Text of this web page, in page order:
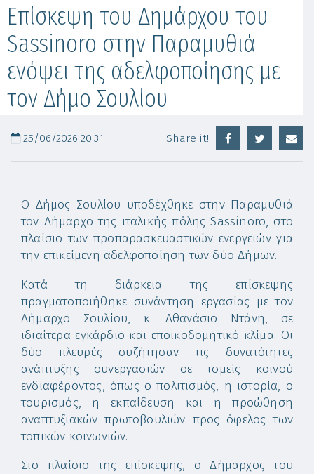
Επίσκεψη του Δημάρχου του
Sassinoro στην Παραμυθιά
ενόψει της αδελφοποίησης με
τον Δήμο Σουλίου
25/06/2026 20:31 Share it!
Ο Δήμος Σουλίου υποδέχθηκε στην Παραμυθιά
τον Δήμαρχο της ιταλικής πόλης Sassinoro, στο
πλαίσιο των προπαρασκευαστικών ενεργειών για
την επικείμενη αδελφοποίηση των δύο Δήμων.
Κατά τη διάρκεια της επίσκεψης
πραγματοποιήθηκε συνάντηση εργασίας με τον
Δήμαρχο Σουλίου, κ. Αθανάσιο Ντάνη, σε
ιδιαίτερα εγκάρδιο και εποικοδομητικό κλίμα. Οι
δύο πλευρές συζήτησαν τις δυνατότητες
ανάπτυξης συνεργασιών σε τομείς κοινού
ενδιαφέροντος, όπως ο πολιτισμός, η ιστορία, ο
τουρισμός, η εκπαίδευση και η προώθηση
αναπτυξιακών πρωτοβουλιών προς όφελος των
τοπικών κοινωνιών.
Στο πλαίσιο της επίσκεψης, ο Δήμαρχος του